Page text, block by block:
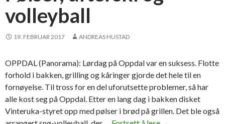
volleyball
19. FEBRUAR 2017 ANDREAS HUSTAD
OPPDAL (Panorama): Lørdag på Oppdal var en suksess. Flotte
forhold i bakken, grilling og kåringer gjorde det hele til en
fornøyelse. Til tross for en del uforutsette problemer, så har
alle kost seg på Oppdal. Etter en lang dag i bakken disket
Vinteruka-styret opp med pølser i brød på grillen. Det ble også